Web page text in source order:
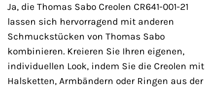
Ja, die Thomas Sabo Creolen CR641-001-21
lassen sich hervorragend mit anderen
Schmuckstücken von Thomas Sabo
kombinieren. Kreieren Sie Ihren eigenen,
individuellen Look, indem Sie die Creolen mit
Halsketten, Armbändern oder Ringen aus der